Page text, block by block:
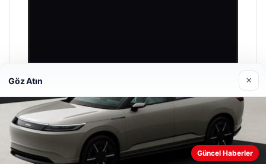
Prenses Night Club
29/04/2026
Web sitemizi nasıl kullandığınızı daha iyi anlayabilmek,
Göz Atın ×
Güncel Haberler